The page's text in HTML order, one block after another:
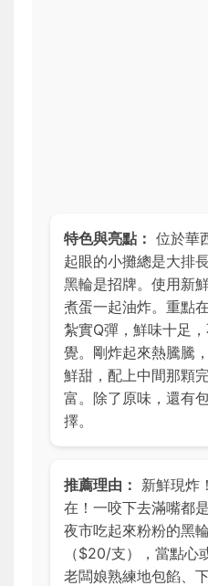
特色與亮點： 位於華
起眼的小攤總是大排
黑輪是招牌。使用新
煮蛋一起油炸。重點
紮實Q彈，鮮味十足
覺。剛炸起來熱騰騰
鮮甜，配上中間那顆
富。除了原味，還有
擇。
推薦理由： 新鮮現炸
在！一咬下去滿嘴都
夜市吃起來粉粉的黑
（$20/支），當點心
老闆娘熟練地包餡、